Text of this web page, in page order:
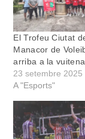
El Trofeu Ciutat
Manacor de
arriba a la
23 setembre 2025
A "Esports"